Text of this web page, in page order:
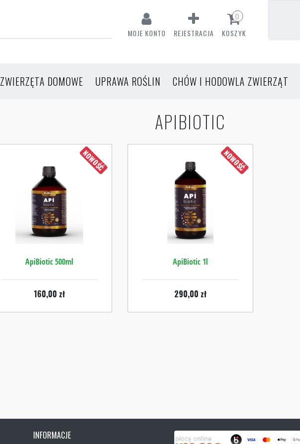
MOJE KONTO REJESTRACJA KOSZYK
0
ZWIERZĘTA DOMOWE UPRAWA ROŚLIN CHÓW I HODOWLA ZWIERZĄT
APIBIOTIC
NOWOŚĆ
ApiBiotic 500ml
160,00 zł
NOWOŚĆ
ApiBiotic 1l
290,00 zł
INFORMACJE